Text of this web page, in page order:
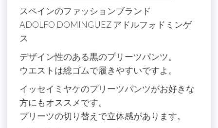
スペインのファッションブランド
ADOLFO DOMINGUEZ アドルフォドミンゲ
ス
デザイン性のある黒のプリーツパンツ。
ウエストは総ゴムで履きやすいですよ。
イッセイミヤケのプリーツパンツがお好きな
方にもオススメです。
プリーツの切り替えで立体感があります。